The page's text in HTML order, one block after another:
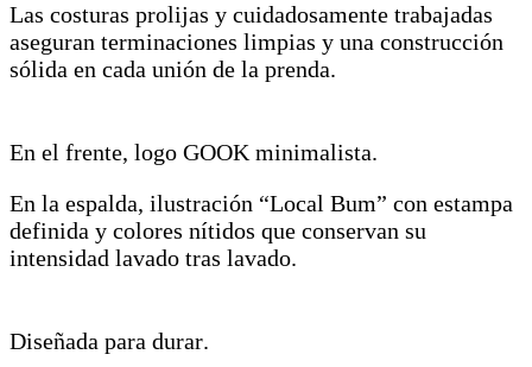
Las costuras prolijas y cuidadosamente trabajadas
aseguran terminaciones limpias y una construcción
sólida en cada unión de la prenda.
En el frente, logo GOOK minimalista.
En la espalda, ilustración “Local Bum” con estampa
definida y colores nítidos que conservan su
intensidad lavado tras lavado.
Diseñada para durar.